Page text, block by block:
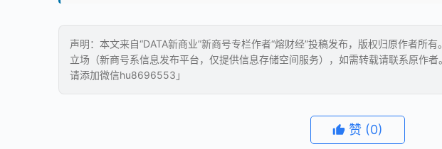
声明：本文来自“DATA新商业”新商号专栏作者“熔财经”投稿发布，版权归原作者所
立场（新商号系信息发布平台，仅提供信息存储空间服务），如需转载请联系原作
请添加微信hu8696553」
赞 (0)